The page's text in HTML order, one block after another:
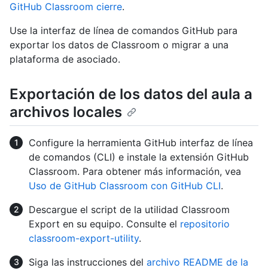
GitHub Classroom cierre.
Use la interfaz de línea de comandos GitHub para
exportar los datos de Classroom o migrar a una
plataforma de asociado.
Exportación de los datos del aula a
archivos locales
Configure la herramienta GitHub interfaz de línea
de comandos (CLI) e instale la extensión GitHub
Classroom. Para obtener más información, vea
Uso de GitHub Classroom con GitHub CLI.
Descargue el script de la utilidad Classroom
Export en su equipo. Consulte el repositorio
classroom-export-utility.
Siga las instrucciones del archivo README de la